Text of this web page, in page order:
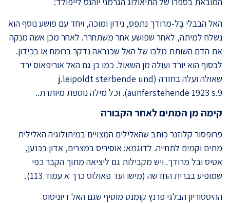
האל הבבלי בֶּל-מרודך נתפס, נידון ומוכה, ויחד עם פושע נוסף הוא
נשלח למיתה, לאחר שפושע אחר משתחרר. לאחר מכן אשה מנקה
את הדם השותת מלבו של האל שכנראה נדקר ברומח או בכידון.
לבסוף הוא יורד ועולה מן השאול. כמו כן גם האל אוריפאוס ירד
שאולה ועלה בחזרה (j.leipoldt sterbende und
aunferstehende 1923 s.9). וכל מילה נוספת מיותרת..
קימה מן המתים לאחר הקבורה
פרופסור קלוזנר כותב שהאלילים המצויים במיתולוגיה האלילית
מתים וקמים לתחייה. לדוגמא: אוסיריס במצרים, אדון בכנען,
אטיס ובל מרודך. ויש מקבילות גם ליציאה מתוך הקבר כפי
שמופיע בברית החדשה (מישו ועד פאולוס כרך א עמוד 113).
ההיסטוריון הבלגי פרנץ קומנט מוסיף שגם האל דיוניסוס